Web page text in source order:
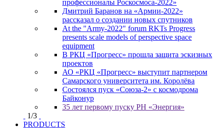
профессионалы Роскосмоса-2022»
Дмитрий Баранов на «Армии-2022»
рассказал о создании новых спутников
At the "Army-2022" forum RKTs Progress
presents scale models of perspective space
equipment
В РКЦ «Прогресс» прошла защита эскизных
проектов
АО «РКЦ «Прогресс» выступит партнером
Самарского университета им. Королёва
Состоялся пуск «Союза-2» с космодрома
Байконур
35 лет первому пуску РН «Энергия»
1/3
PRODUCTS